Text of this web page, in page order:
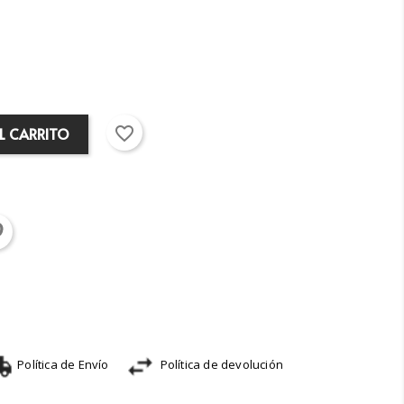
CARRITO favorite_border
Política de Envío Política de devolución